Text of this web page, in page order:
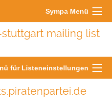
Sympa Menü
mailing list
für Listeneinstellungen